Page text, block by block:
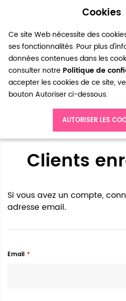
Cookies
Ce site Web nécessite des
ses fonctionnalités. Pour plus
données contenues dans les
consulter notre Politique de
accepter les cookies de ce site,
bouton Autoriser ci-dessous.
AUTORISER LES
0
Accès
Clients
Si vous avez un compte,
adresse email.
Email